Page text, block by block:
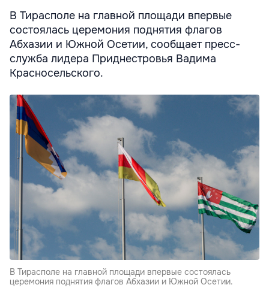
В Тирасполе на главной площади впервые
состоялась церемония поднятия флагов
Абхазии и Южной Осетии, сообщает пресс-
служба лидера Приднестровья Вадима
Красносельского.
В Тирасполе на главной площади впервые состоялась
церемония поднятия флагов Абхазии и Южной Осетии.